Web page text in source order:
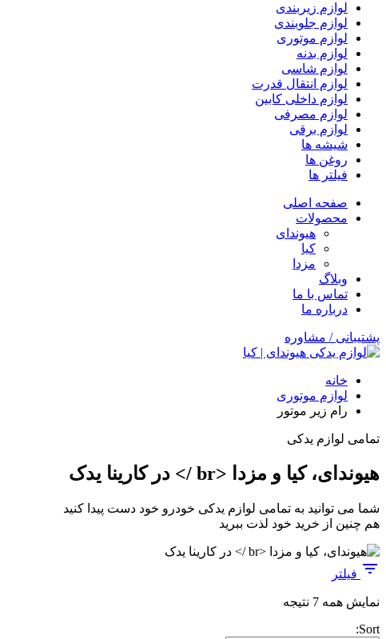
لوازم زیربندی
لوازم جلوبندی
لوازم موتوری
لوازم بدنه
لوازم شاسی
لوازم انتقال قدرت
لوازم داخلی کابین
لوازم مصرفی
لوازم برقی
شیشه ها
روغن ها
فیلتر ها
صفحه اصلی
محصولات
هیوندای
کیا
مزدا
وبلاگ
تماس با ما
درباره ما
پشتیبانی / مشاوره
خانه
لوازم موتوری
رام زیر موتور
تمامی لوازم یدکی
هیوندای، کیا و مزدا <br /> در کارینا یدک
شما می توانید به تمامی لوازم یدکی خودرو خود دست پیدا کنید
هم چنین از خرید خود لذت ببرید
فیلتر
نمایش همه 7 نتیجه
Sort: